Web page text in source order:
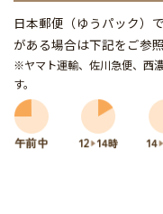
日本郵便（ゆうパック）
がある場合は下記をご参
※ヤマト運輸、佐川急便、西
す。